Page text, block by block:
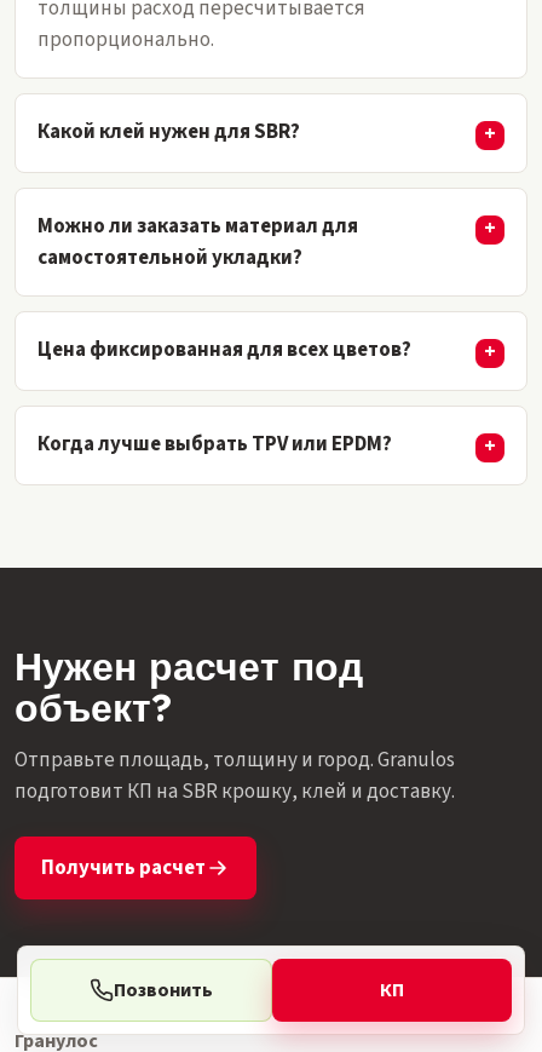
толщины расход пересчитывается
пропорционально.
Какой клей нужен для SBR?
Можно ли заказать материал для
самостоятельной укладки?
Цена фиксированная для всех цветов?
Когда лучше выбрать TPV или EPDM?
Нужен расчет под
объект?
Отправьте площадь, толщину и город. Granulos
подготовит КП на SBR крошку, клей и доставку.
Получить расчет
Гранулос
Позвонить КП